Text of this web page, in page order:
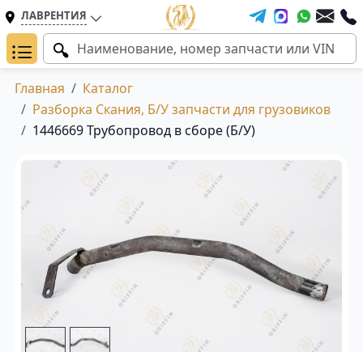
ЛАВРЕНТИЯ
Главная
Каталог
Разборка Скания, Б/У запчасти для грузовиков
1446669 Трубопровод в сборе (Б/У)